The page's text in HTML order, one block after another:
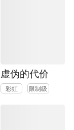
虚伪的代价
彩虹 限制级